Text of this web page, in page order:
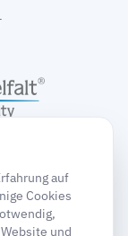
auf
Cookies
und